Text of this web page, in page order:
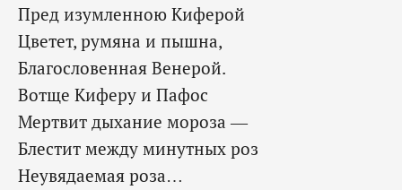
Пред изумленною Киферой
Цветет, румяна и пышна,
Благословенная Венерой.
Вотще Киферу и Пафос
Мертвит дыхание мороза —
Блестит между минутных роз
Неувядаемая роза…